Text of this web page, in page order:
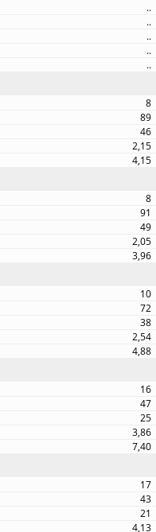
..
..
..
..
..
8
89
46
2,15
4,15
8
91
49
2,05
3,96
10
72
38
2,54
4,88
16
47
25
3,86
7,40
17
43
21
4,13